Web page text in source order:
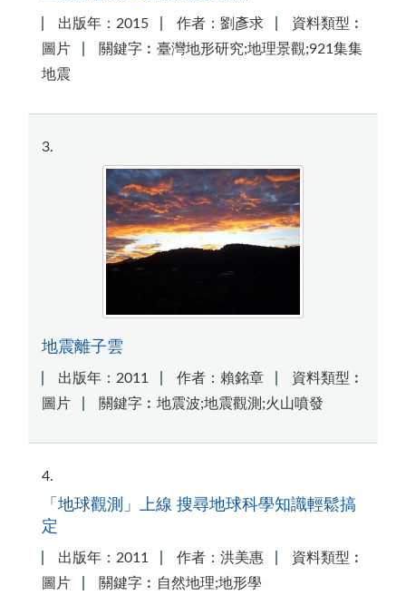
出版年：2015 作者：劉彥求
資料類型︰
圖片
關鍵字︰臺灣地形研究;地理景觀;921集集
地震
3
地震離子雲
出版年：2011 作者：賴銘章
資料類型︰
圖片
關鍵字︰地震波;地震觀測;火山噴發
4
「地球觀測」上線 搜尋地球科學知識輕鬆搞
定
出版年：2011 作者：洪美惠
資料類型︰
圖片
關鍵字︰自然地理;地形學